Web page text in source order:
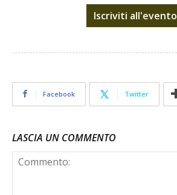
Iscriviti all'evento
Facebook Twitter
LASCIA UN COMMENTO